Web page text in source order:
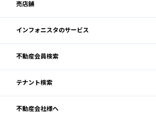
売店舗
インフォニスタのサービス
不動産会員検索
テナント検索
不動産会社様へ